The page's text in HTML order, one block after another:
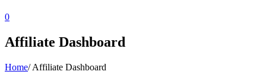
0
Affiliate Dashboard
Home/Affiliate Dashboard